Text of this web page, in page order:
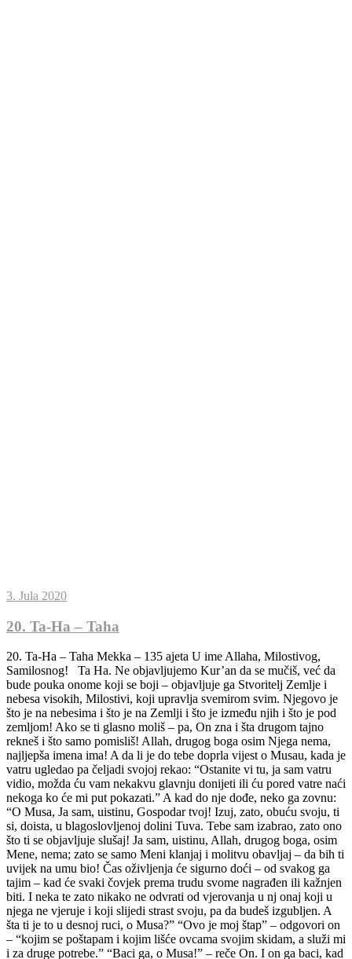
3. Jula 2020
20. Ta-Ha – Taha
20. Ta-Ha – Taha Mekka – 135 ajeta U ime Allaha, Milostivog, Samilosnog! Ta Ha. Ne objavljujemo Kur’an da se mučiš, već da bude pouka onome koji se boji – objavljuje ga Stvoritelj Zemlje i nebesa visokih, Milostivi, koji upravlja svemirom svim. Njegovo je što je na nebesima i što je na Zemlji i što je između njih i što je pod zemljom! Ako se ti glasno moliš – pa, On zna i šta drugom tajno rekneš i što samo pomisliš! Allah, drugog boga osim Njega nema, najljepša imena ima! A da li je do tebe doprla vijest o Musau, kada je vatru ugledao pa čeljadi svojoj rekao: “Ostanite vi tu, ja sam vatru vidio, možda ću vam nekakvu glavnju donijeti ili ću pored vatre naći nekoga ko će mi put pokazati.” A kad do nje dođe, neko ga zovnu: “O Musa, Ja sam, uistinu, Gospodar tvoj! Izuj, zato, obuću svoju, ti si, doista, u blagoslovljenoj dolini Tuva. Tebe sam izabrao, zato ono što ti se objavljuje slušaj! Ja sam, uistinu, Allah, drugog boga, osim Mene, nema; zato se samo Meni klanjaj i molitvu obavljaj – da bih ti uvijek na umu bio! Čas oživljenja će sigurno doći – od svakog ga tajim – kad će svaki čovjek prema trudu svome nagrađen ili kažnjen biti. I neka te zato nikako ne odvrati od vjerovanja u nj onaj koji u njega ne vjeruje i koji slijedi strast svoju, pa da budeš izgubljen. A šta ti je to u desnoj ruci, o Musa?” “Ovo je moj štap” – odgovori on – “kojim se poštapam i kojim lišće ovcama svojim skidam, a služi mi i za druge potrebe.” “Baci ga, o Musa!” – reče On. I on ga baci, kad on – zmija koja mili. “Uzmi je i ne boj se”- reče On – “Mi ćemo je vratiti u ono što je bila prije. I uvuci ruku pod pazuho svoje, ruka će se pojaviti bijela, ali ne bolesna; i eto – znamenje drugo, da ti pokažemo neka od Naših velikih čuda. Idi faraonu jer je u zlu svaku mjeru prevršio!” “Gospodaru moj,” – reče Musa – “učini prostranim prsa moja* i olakšaj zadatak moj; odriješi uzao sa jezika moga da bi razumjeli govor moj i podaj mi za pomoćnika iz porodice moje Haruna, brata mog; osnaži me njime i učini drugom u zadatku mome, da bismo Te mnogo hvalili i da bismo Te mnogo spominjali, Ti, uistinu, znaš za nas.” “Udovoljeno je molbi tvojoj, o Musa!” – reče On – “a ukazali smo ti milost Svoju još jednom, kada smo majku tvoju nadahnuli* onim što se samo nadahnućem stječe: ’Metni ga u sanduk i u rijeku baci, rijeka će ga na obalu izbaciti, pa će ga i Moj i njegov neprijatelj prihvatiti.’ I Ja sam učinio da te svako voli i da rasteš pod okom mojim. Kada je sestra tvoja otišla i rekla: ’Hoćete li da vam pokažem onu koja će se o njemu brinuti?’ – Mi smo te majci tvojoj povratili da se raduje i da više ne tuguje. A ti si ubio jednog čovjeka, pa smo te Mi brige oslobodili i iz raznih nevolja te spasili. I ti si ostao godinama među stanovnicima Medjena, zatim si, o Musa, u pravo vrijeme došao i Ja sam te za Sebe izabrao. Idite ti i brat tvoj, sa dokazima Mojim, i neka sam vam Ja uvijek na pameti, idite faraonu, on se, doista, osilio, pa mu blagim riječima govorite, ne bi li razmislio ili se pobojao!” “Gospodaru naš,” – rekoše oni – “bojimo se da nas odmah na muke ne stavi ili da svaku mjeru zla ne prekorači.” “Ne bojte se!” – reče On – “Ja sam s vama, Ja sve čujem i vidim. Idite k njemu i recite: ’Mi smo poslanici Gospodara tvoga, pusti sinove Israilove da idu s nama i nemoj ih mučiti! Donijeli smo ti dokaz od Gospodara tvoga, a nek živi u miru onaj koji Pravi put slijedi! Nama se objavljuje da će, sigurno, stići kazna onoga koji ne povjeruje i glavu okrene.’” “Pa ko je Gospodar vaš, o Musa?” – upita faraon. “Gospodar naš je onaj koji je svemu onom što je stvorio dao ono što mu je potrebno, zatim ga, kako da se time koristi nadahnuo.” “A šta je sa narodima davnašnjim?” – upita on. “O njima zna sve Gospodar moj, u Knjizi je, Gospodaru mome ništa nije skriveno i On ništa ne zaboravlja. On je za vas Zemlju posteljom učinio i po njoj vam prolaze utro, i On spušta s neba kišu!” – Samo Mi dajemo da uz njenu pomoć u parovima niče bilje raznovrsno. Jedite i napasajte stoku svoju! To su dokazi za one koji pameti imaju. Od zemlje vas stvaramo i u nju vas vraćamo i iz nje ćemo vas po drugi put izvesti. I Mi smo faraonu sve dokaze Naše pokazali, ali je on ipak porekao i da povjeruje odbio. “Zar si došao da nas pomoću vradžbine svoje iz zemlje naše izvedeš, o Musa?” – upitao je. “I mi ćemo tebi vradžbinu sličnu ovoj doista pripremiti! Zakaži nam ročište koga ćemo se i mi i ti pridržavati, onako kako odgovara i nama i tebi!” “Neka ročište bude za praznik” – reče Musa – “i nek se narod izjutra sakupi.” I faraon ode, sakupi čarobnjake svoje i poslije dođe. “Teško vama!” – reče im Musa. “Ne iznosite laži o Allahu, pa da vas On kaznom uništi; a, sigurno, neće uspjeti onaj koji laži iznosi!” I oni se, tiho šapćući, stadoše o svome poslu između sebe raspravljati. “Ova dvojica su čarobnjaci” – rekoše jedni drugima – “hoće vas vradžbinama svojim iz zemlje vaše izvesti i uništiti vjeru vašu prelijepu; zato lukavstvo svoje pametno pripremite, a onda u red stanite. Ko danas pobijedi, sigurno će postići šta želi!” “O Musa,” – rekoše oni – “hoćeš li ti ili ćemo najprije mi baciti?” “Bacite vi!” – reče on – i odjednom mu se pričini da konopi njihovi i štapovi njihovi, zbog vradžbine njihove, kreću, i Musa u sebi osjeti zebnju. “Ne boj se!” – rekosmo Mi – “ti ćeš, doista, pobijediti! Samo baci to što ti je u desnoj ruci, progutaće ono što su oni napravili, jer je ono što su oni napravili samo varka čarobnjaka, a čarobnjak neće, ma gdje došao, uspjeti.” I čarobnjaci se baciše licem na tle govoreći: “Mi vjerujemo u Musaova i Harunova Gospodara!” “Vi ste mu povjerovali” – viknu faraon – “prije nego što sam vam ja dopustio! On je učitelj vaš, on vas je vradžbini naučio i ja ću vam, zacijelo, unakrst ruke i noge vaše odsjeći i po stablima palmi vas razapeti i sigurno ćete saznati ko je od nas u mučenju strašniji i istrajniji.” “Mi nećemo tebe staviti iznad jasnih dokaza koji su nam došli, tako nam Onoga koji nas je stvorio!” – odgovoriše oni – “pa čini što hoćeš; to možeš učiniti samo u životu na ovome svijetu! Mi vjerujemo u Gospodara našeg da bi nam grijehe naše oprostio i vradžbine na koje si nas ti primorao. A Allah bolje nagrađuje i kažnjava trajnije.” Onoga koji pred Gospodara svoga kao nevjernik iziđe čeka Džehennem, u njemu neće ni umrijeti ni živjeti; a one koji pred Njega iziđu kao vjernici, a koji su dobra djela činili – njih sve čekaju visoki stepeni, edenski vrtovi kroz koje će rijeke teći, u njima će oni vječno ostati, i to će biti nagrada za one koji se budu od grijeha očistili. I Mi objavismo Musau: “Noću izvedi robove Moje i s njima suhim putem kroz more prođi, ne strahujući da će te oni stići i da ćeš se utopiti.” A faraon je za njima s vojskama svojim krenuo, ali su ih talasi mora prekrili; faraon je narod svoj u zabludu doveo, a nije na Pravi put izveo. O sinovi Israilovi, Mi smo vas od neprijatelja vašeg izbavili, i na desnu stranu Tura vas doveli, i manu i prepelice vam slali. “Jedite ukusna jela kojima vas opskrbljujemo i ne budite u tome obijesni da vas ne bi snašla srdžba Moja; a koga snađe srdžba Moja – nastradao je! Ja ću sigurno oprostiti onome koji se pokaje i uzvjeruje i dobra djela čini, i koji zatim na Pravome putu istraje.” “A zašto si prije naroda svoga požurio, o Musa”* “Evo ide za mnom” – odgovori on – “a požurio sam k Tebi, Gospodaru moj, da budeš zadovoljan.” “Mi smo narod tvoj poslije tvog odlaska u iskušenje doveli” – reče On – “njega je zaveo Samirija.” I Musa se narodu svome vrati srdit i žalostan. “O narode moj,” – reče – “zar vam Gospodar vaš nije dao lijepo obećanje? Zar vam se vrijeme oduljilo, ili hoćete da vas stigne srdžba Gospodara vašeg, pa se zato niste držali obećanja koje ste mi dali!” “Nismo prekršili dato ti obećanje od svoje volje” – odgovoriše. “Bili smo natovareni teretima, nakitom narodnim, pa smo to bacili.” A to isto uradio je i Samirija,* pa im izlio tele koje je davalo glas kao da muče,* i oni su onda rekli: “Ovo je vaš bog i Musaov bog, on ga je zaboravio!” Zar oni nisu vidjeli da im ono ni riječi ne odgovara i da od njih ne može nikakvu nevolju otkloniti niti im ikakvu korist pribaviti? A njima je Harun još prije govorio: “O narode moj, vi ste njime samo u iskušenje dovedeni; Gospodar vaš je Milostivi, zato slijedite mene i slušajte naređenje moje!” “Mi ćemo mu se klanjati sve dok nam se ne vrati Musa” – odgovorili su oni. “O Harune,” – povika Musa – “šta te je spriječilo, kad si ih vidio da su zalutali, da za mnom nisi pošao? Zašto nisi naređenje moje poslušao?” “O sine majke moje,” – reče Harun – “ne hvataj me za bradu i za kosu moju! Ja sam se plašio da ti ne rekneš: ’Razdor si među sinovima Israilovim posijao i nisi postupio onako kako sam ti rekao.’” “A šta si to ti htio, o Samirija?” – upita Musa. “Ja sam vidio ono što oni nisu vidjeli” – odgovori on – “pa sam šaku zemlje ispod izaslanikove stope uzeo i to bacio, i eto tako je u mojoj duši ponikla zla misao.” “E onda se gubi!” – reče Musa – “čitavog svog života ćeš govoriti: ’Neka me niko ne dotiče!’, a čeka te još i određeni čas koji te neće mimoići. Pogledaj samo ovog tvog ’boga’ kojem si se klanjao; mi ćemo ga, sigurno, spaliti i po moru mu prah rasuti. Vaš bog je – Allah, drugog boga, osim Njega, nema! On sve zna!” I tako, eto, kazujemo ti neke vijesti o onima koji su bili i nestali, i objavljujemo ti od Sebe Kur’an. Ko za njega ne bude mario, na Sudnjem danu će doista teško breme ponijeti, vječno će u muci ostati, a jeziv tovar će im na Sudnjem danu biti, na Dan kada će se u rog puhnuti. Toga dana ćemo nevjernike modre sakupiti i jedan drugom će tiho govoriti: “Niste ostali više od deset dana.” Mi dobro znamo o čemu će oni govoriti kad najrazboritiji između njih rekne; “Ostali ste samo dan jedan!” A pitaju te o planinama, pa ti reci: “Gospodar moj će ih u prah pretvoriti i razasuti, a mjesta na kojima su bile ravnom ledinom ostaviti, ni udubina ni uzvisina na Zemlji nećeš vidjeti.” Toga dana će se oni glasniku odazvati, moraće ga slijediti i pred Milostivim glas